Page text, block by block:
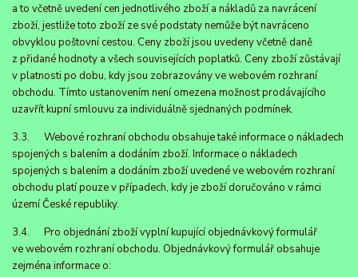
a to včetně uvedení cen jednotlivého zboží a nákladů za navrácení
zboží, jestliže toto zboží ze své podstaty nemůže být navráceno
obvyklou poštovní cestou. Ceny zboží jsou uvedeny včetně daně
z přidané hodnoty a všech souvisejících poplatků. Ceny zboží zůstávají
v platnosti po dobu, kdy jsou zobrazovány ve webovém rozhraní
obchodu. Tímto ustanovením není omezena možnost prodávajícího
uzavřít kupní smlouvu za individuálně sjednaných podmínek.
3.3. Webové rozhraní obchodu obsahuje také informace o nákladech
spojených s balením a dodáním zboží. Informace o nákladech
spojených s balením a dodáním zboží uvedené ve webovém rozhraní
obchodu platí pouze v případech, kdy je zboží doručováno v rámci
území České republiky.
3.4. Pro objednání zboží vyplní kupující objednávkový formulář
ve webovém rozhraní obchodu. Objednávkový formulář obsahuje
zejména informace o: